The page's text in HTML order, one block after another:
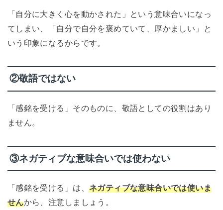
「自分に大きく心を動かされた」という意味合いになっ
てしまい、「自分で自分を褒めていて、厚かましい」と
いう印象になるからです。
②敬語ではない
「感銘を受ける」そのものに、敬語としての役割はあり
ません。
③ネガティブな意味合いでは使わない
「感銘を受ける」は、 ネガティブな意味合いでは使いま
せんから、注意しましょう。